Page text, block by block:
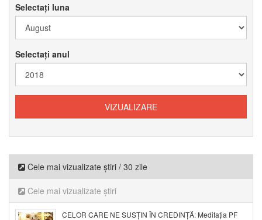
Selectați luna
Selectați anul
Cele mai vizualizate știri / 30 zile
Cele mai vizualizate știri
CELOR CARE NE SUSȚIN ÎN CREDINȚĂ: Meditația PF